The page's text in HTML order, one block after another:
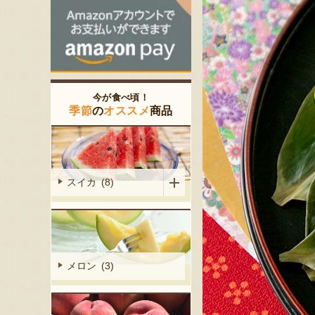
今が食べ頃！
季節のオススメ商品
スイカ (8)
メロン (3)